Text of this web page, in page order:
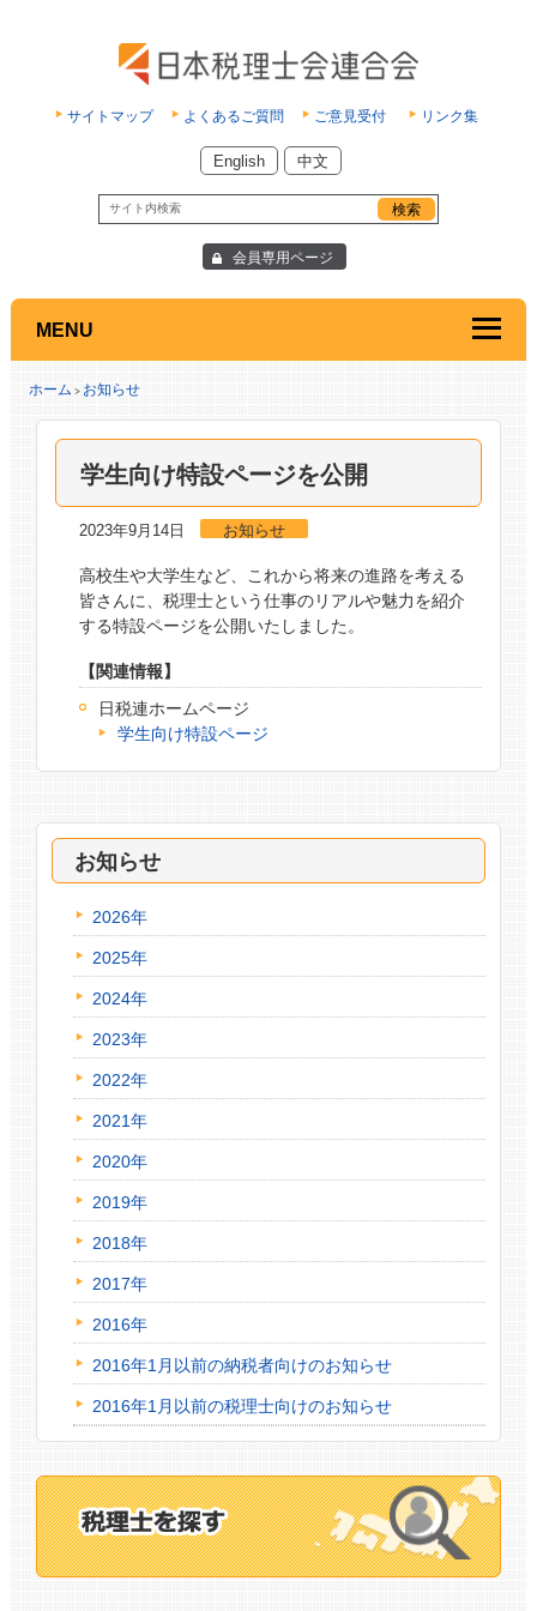
サイトマップ よくあるご質問 ご意見受付 リンク集
English 中文
会員専用ページ
MENU
ホーム > お知らせ
学生向け特設ページを公開
2023年9月14日 お知らせ
高校生や大学生など、これから将来の進路を考える
皆さんに、税理士という仕事のリアルや魅力を紹介
する特設ページを公開いたしました。
【関連情報】
日税連ホームページ
学生向け特設ページ
お知らせ
2026年
2025年
2024年
2023年
2022年
2021年
2020年
2019年
2018年
2017年
2016年
2016年1月以前の納税者向けのお知らせ
2016年1月以前の税理士向けのお知らせ